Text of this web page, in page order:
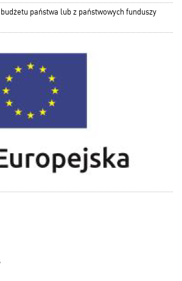
państwa lub z państwowych funduszy